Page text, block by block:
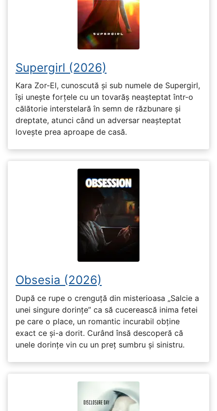
Supergirl (2026)
Kara Zor-El, cunoscută și sub numele de Supergirl,
își unește forțele cu un tovarăș neașteptat într-o
călătorie interstelară în semn de răzbunare și
dreptate, atunci când un adversar neașteptat
lovește prea aproape de casă.
Obsesia (2026)
După ce rupe o crenguță din misterioasa „Salcie a
unei singure dorințe” ca să cucerească inima fetei
pe care o place, un romantic incurabil obține
exact ce și-a dorit. Curând însă descoperă că
unele dorințe vin cu un preț sumbru și sinistru.